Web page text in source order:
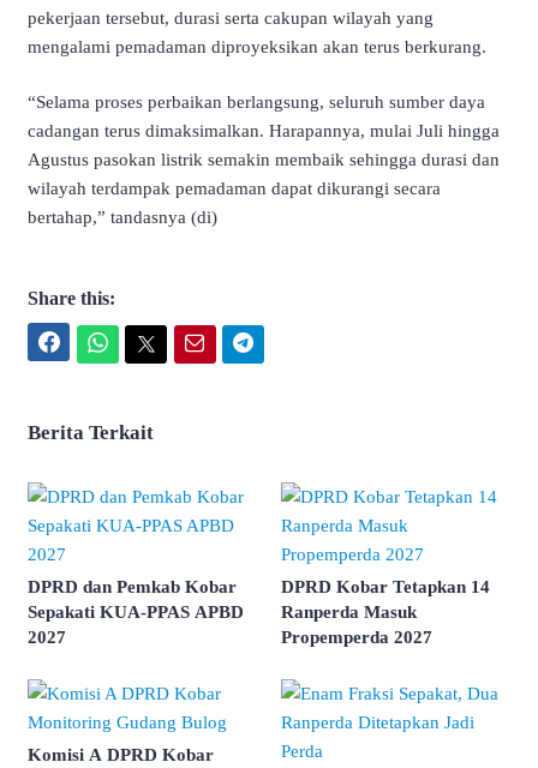
pekerjaan tersebut, durasi serta cakupan wilayah yang
mengalami pemadaman diproyeksikan akan terus berkurang.
“Selama proses perbaikan berlangsung, seluruh sumber daya
cadangan terus dimaksimalkan. Harapannya, mulai Juli hingga
Agustus pasokan listrik semakin membaik sehingga durasi dan
wilayah terdampak pemadaman dapat dikurangi secara
bertahap,” tandasnya (di)
Share this:
Berita Terkait
DPRD dan Pemkab Kobar
Sepakati KUA-PPAS APBD
2027
DPRD Kobar Tetapkan 14
Ranperda Masuk
Propemperda 2027
Komisi A DPRD Kobar